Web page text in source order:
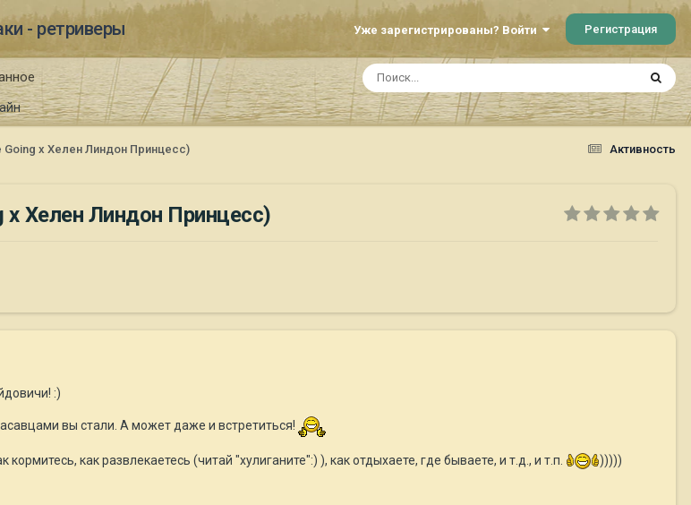
- ретриверы Уже зарегистрированы? Войти Регистрация
Активность
Going x Хелен Линдон Принцесс)
x Хелен Линдон Принцесс)
:)
вы стали. А может даже и встретиться!
как развлекаетесь (читай "хулиганите":) ), как отдыхаете, где бываете, и т.д., и т.п. )))))